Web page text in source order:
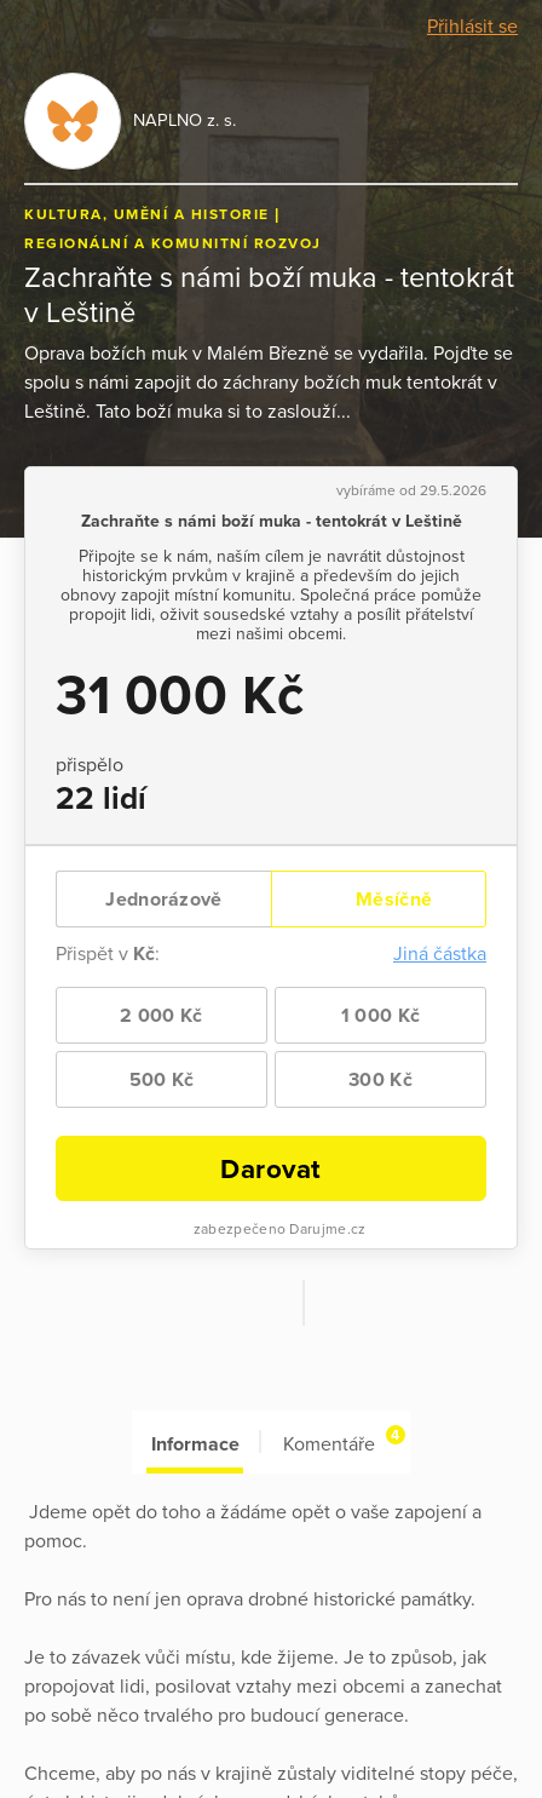
Přihlásit se
NAPLNO z. s.
KULTURA, UMĚNÍ A HISTORIE
REGIONÁLNÍ A KOMUNITNÍ ROZVOJ
Zachraňte s námi boží muka - tentokrát
v Leštině
Oprava božích muk v Malém Březně se vydařila. Pojďte se
spolu s námi zapojit do záchrany božích muk tentokrát v
Leštině. Tato boží muka si to zaslouží...
vybíráme od 29.5.2026
Zachraňte s námi boží muka - tentokrát v Leštině
Připojte se k nám, naším cílem je navrátit důstojnost
historickým prvkům v krajině a především do jejich
obnovy zapojit místní komunitu. Společná práce pomůže
propojit lidi, oživit sousedské vztahy a posílit přátelství
mezi našimi obcemi.
31 000 Kč
přispělo
22 lidí
Jednorázově Měsíčně
Přispět v Kč: Jiná částka
2 000 Kč 1 000 Kč
500 Kč 300 Kč
Darovat
zabezpečeno Darujme.cz
Informace Komentáře 4
Jdeme opět do toho a žádáme opět o vaše zapojení a
pomoc.
Pro nás to není jen oprava drobné historické památky.
Je to závazek vůči místu, kde žijeme. Je to způsob, jak
propojovat lidi, posilovat vztahy mezi obcemi a zanechat
po sobě něco trvalého pro budoucí generace.
Chceme, aby po nás v krajině zůstaly viditelné stopy péče,